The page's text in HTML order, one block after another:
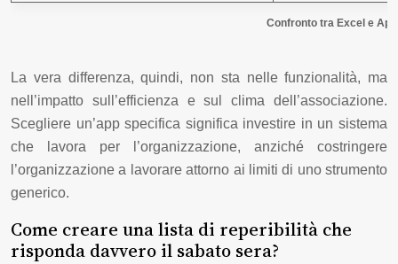
Confronto tra Excel e
La vera differenza, quindi, non sta nelle funzionalità, ma
nell’impatto sull’efficienza e sul clima dell’associazione.
Scegliere un’app specifica significa investire in un sistema
che lavora per l’organizzazione, anziché costringere
l’organizzazione a lavorare attorno ai limiti di uno strumento
generico.
Come creare una lista di reperibilità che
risponda davvero il sabato sera?